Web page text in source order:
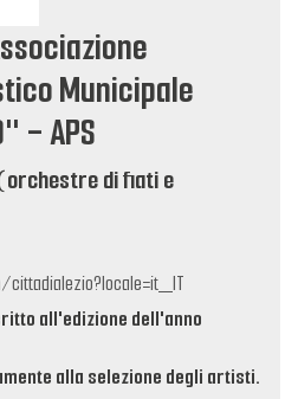
Municipale
- APS
di fiati e
all'edizione dell'anno
alla selezione degli artisti.